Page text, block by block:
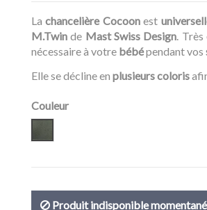
Lachancelière Cocoonest
M.Twin de Mast Swiss Design. Très
nécessaire à votre bébépendant vos
Elle se décline en plusieurs coloris
Couleur
Produit indisponible